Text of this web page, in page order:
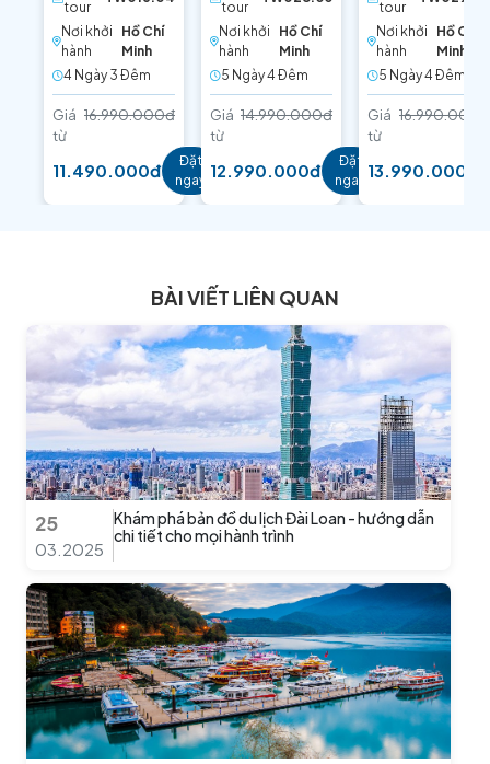
tour
Nơi khởi
hành
Hồ Chí
Minh
4 Ngày 3 Ðêm
Giá
từ
16.990.000đ
11.490.000đ
Đặt
ngay
tour
Nơi khởi
hành
Hồ Chí
Minh
5 Ngày 4 Ðêm
Giá
từ
14.990.000đ
12.990.000đ
Đặt
ngay
tour
Nơi khởi
hành
Hồ Chí
Minh
5 Ngày 4 Ðêm
Giá
từ
16.990.000đ
13.990.000đ
BÀI VIẾT LIÊN QUAN
25
03.2025
Khám phá bản đồ du lịch Đài Loan - hướng dẫn
chi tiết cho mọi hành trình